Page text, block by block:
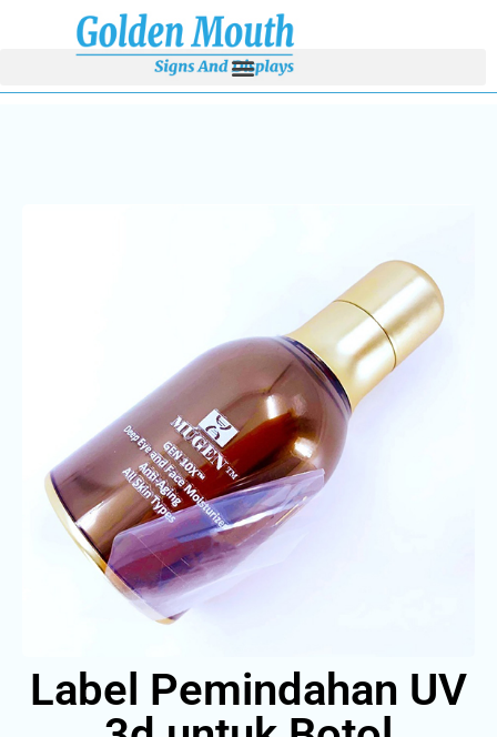
Label Pemindahan UV